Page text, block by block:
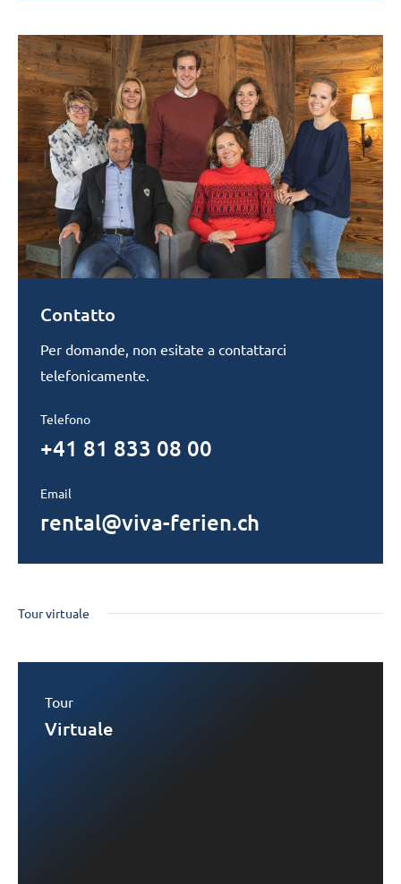
Contatto
Per domande, non esitate a contattarci
telefonicamente.
Telefono
+41 81 833 08 00
Email
rental@viva-ferien.ch
Tour virtuale
Tour
Virtuale